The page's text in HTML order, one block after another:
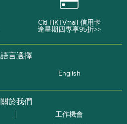
Citi HKTVmall 信用卡
逢星期四專享95折>>
語言選擇
English
關於我們
工作機會